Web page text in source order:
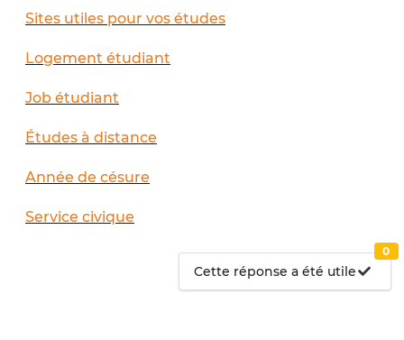
Sites utiles pour vos études
Logement étudiant
Job étudiant
Études à distance
Année de césure
Service civique
Cette réponse a été utile
0